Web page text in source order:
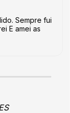
Sempre fui
E amei as